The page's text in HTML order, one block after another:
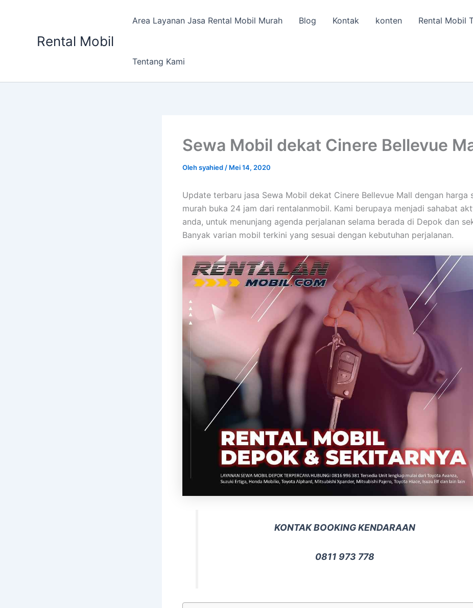
Rental Mobil
Area Layanan Jasa Rental Mobil Murah Blog Kontak konten Rental Mobil
Tentang Kami
Sewa Mobil dekat Cinere Bellevue
Olehsyahied / Mei 14, 2020
Update terbaru jasa Sewa Mobil dekat Cinere Bellevue Mall dengan harga
murah buka 24 jam dari rentalanmobil. Kami berupaya menjadi sahabat
anda, untuk menunjang agenda perjalanan selama berada di Depok dan
Banyak varian mobil terkini yang sesuai dengan kebutuhan perjalanan.
KONTAK BOOKING KENDARAAN
0811 973 778